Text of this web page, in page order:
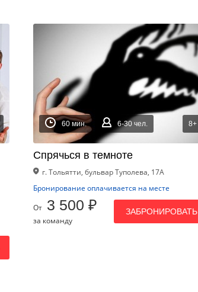
60 мин. 6-30 чел. 8+
Спрячься в темноте
г. Тольятти, бульвар Туполева, 17А
Бронирование оплачивается на месте
От 3 500 ₽
за команду
ЗАБРОНИРОВАТЬ